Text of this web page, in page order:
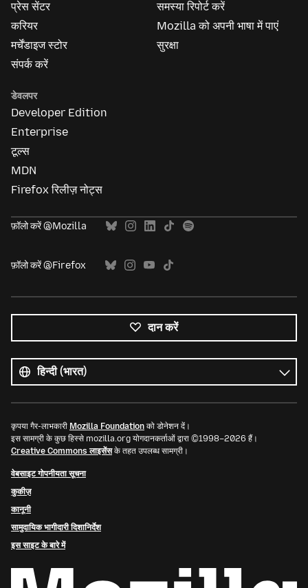
प्रेस सेंटर
करियर
मर्चेंडाइज स्टोर
संपर्क करें
समस्या रिपोर्ट करें
Mozilla को अपनी भाषा में पाएं
सुरक्षा
डेवलपर
Developer Edition
Enterprise
टूल्स
MDN
Firefox रिलीज़ नोट्स
फ़ॉलो करें @Mozilla
फ़ॉलो करें @Firefox
दान करें
भाषाएं
भाषा
कृपया गैर-लाभकारी Mozilla Foundation को डोनेशन दें।
इस सामग्री के कुछ हिस्से mozilla.org योगदानकर्ताओं द्वारा ©1998–2026 हैं।
Creative Commons लाइसेंसके तहत उपलब्ध सामग्री।
वेबसाइट गोपनीयता सूचना
कुकीज़
कानूनी
सामुदायिक भागीदारी दिशानिर्देश
इस साइट के बारे में